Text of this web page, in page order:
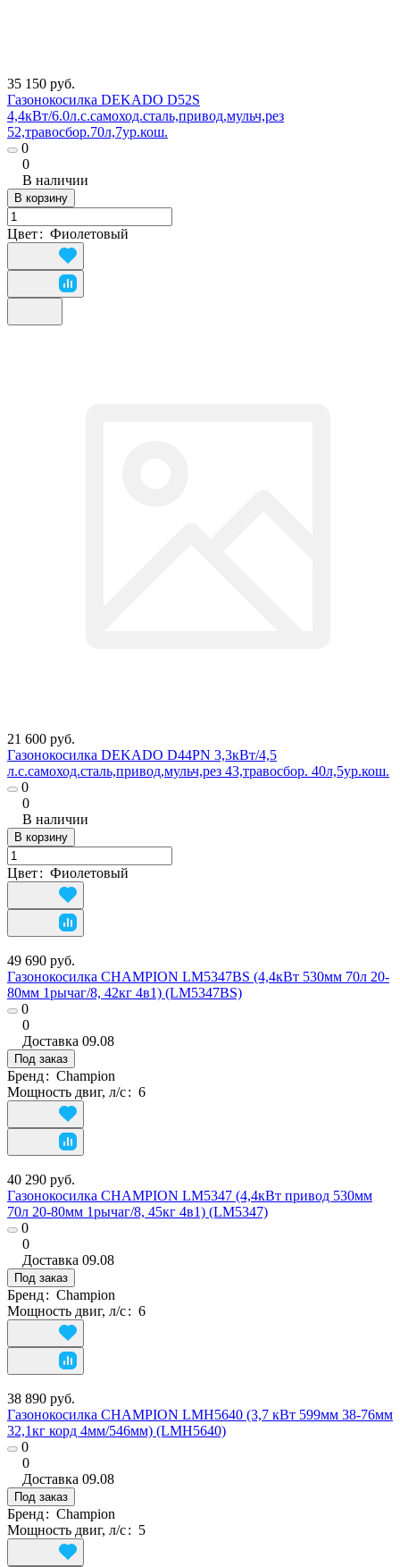
35 150 руб.
Газонокосилка DEKADO D52S
4,4кВт/6.0л.с.самоход.сталь,привод,мульч,рез
52,травосбор.70л,7ур.кош.
0
0
В наличии
В корзину
Цвет: Фиолетовый
21 600 руб.
Газонокосилка DEKADO D44PN 3,3кВт/4,5
л.с.самоход.сталь,привод,мульч,рез 43,травосбор. 40л,5ур.кош.
0
0
В наличии
В корзину
Цвет: Фиолетовый
49 690 руб.
Газонокосилка CHAMPION LM5347BS (4,4кВт 530мм 70л 20-
80мм 1рычаг/8, 42кг 4в1) (LM5347BS)
0
0
Доставка 09.08
Под заказ
Бренд: Champion
Мощность двиг, л/с: 6
40 290 руб.
Газонокосилка CHAMPION LM5347 (4,4кВт привод 530мм
70л 20-80мм 1рычаг/8, 45кг 4в1) (LM5347)
0
0
Доставка 09.08
Под заказ
Бренд: Champion
Мощность двиг, л/с: 6
38 890 руб.
Газонокосилка CHAMPION LMH5640 (3,7 кВт 599мм 38-76мм
32,1кг корд 4мм/546мм) (LMH5640)
0
0
Доставка 09.08
Под заказ
Бренд: Champion
Мощность двиг, л/с: 5